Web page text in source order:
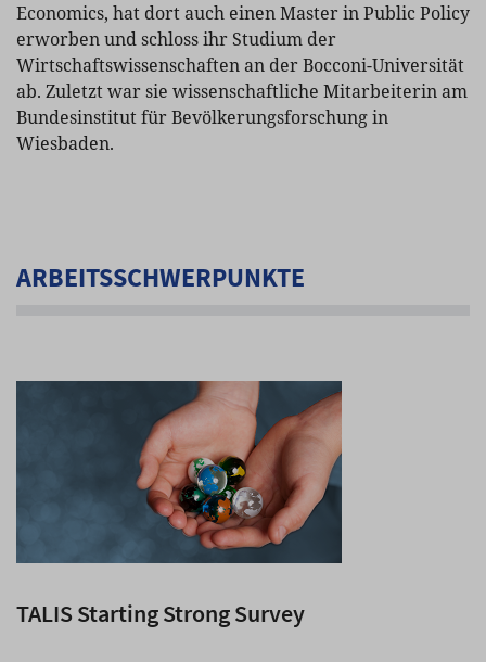
Economics, hat dort auch einen Master in Public Policy
erworben und schloss ihr Studium der
Wirtschaftswissenschaften an der Bocconi-Universität
ab. Zuletzt war sie wissenschaftliche Mitarbeiterin am
Bundesinstitut für Bevölkerungsforschung in
Wiesbaden.
ARBEITSSCHWERPUNKTE
TALIS Starting Strong Survey